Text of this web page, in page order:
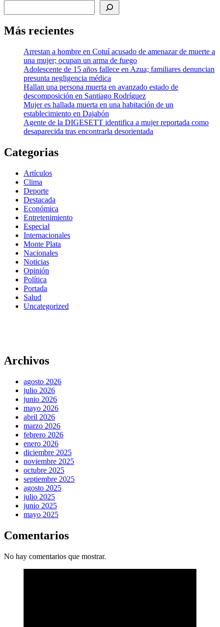
Más recientes
Arrestan a hombre en Cotuí acusado de amenazar de muerte a
una mujer; ocupan un arma de fuego
Adolescente de 15 años fallece en Azua; familiares denuncian
presunta negligencia médica
Hallan una persona muerta en avanzado estado de
descomposición en Santiago Rodríguez
Mujer es hallada muerta en una habitación de un
establecimiento en Dajabón
Agente de la DIGESETT identifica a mujer reportada como
desaparecida tras encontrarla desorientada
Categorias
Artículos
Clima
Deporte
Destacada
Económica
Entretenimiento
Especial
Internacionales
Monte Plata
Nacionales
Noticias
Opinión
Política
Portada
Salud
Uncategorized
Archivos
agosto 2026
julio 2026
junio 2026
mayo 2026
abril 2026
marzo 2026
febrero 2026
enero 2026
diciembre 2025
noviembre 2025
octubre 2025
septiembre 2025
agosto 2025
julio 2025
junio 2025
mayo 2025
Comentarios
No hay comentarios que mostrar.